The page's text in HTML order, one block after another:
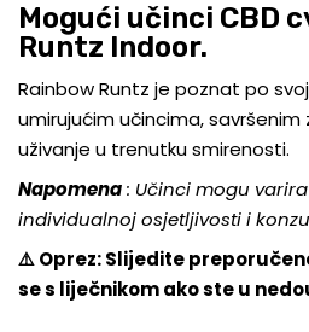
Mogući učinci CBD
Runtz Indoor.
Rainbow Runtz je poznat po
umirujućim učincima,
uživanje u trenutku smirenosti.
Napomena: Učinci mogu
individualnoj osjetljivosti i
⚠️ Oprez: Slijedite
se s liječnikom ako ste u